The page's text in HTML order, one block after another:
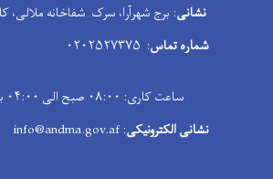
نشانی: برج شهرآرا، سرک شفاخانه ملالی،
شماره تماس: ۰۲۰۲۵۲۷۳۷۵
ساعت کاری: ۰۸:۰۰ صبح الی ۰۴:۰۰ بعد از ظهر
نشانی الکترونیکی: info@andma.gov.af